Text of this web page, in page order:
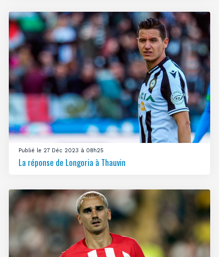
Publié le 27 Déc 2023 à 08h25
La réponse de Longoria à Thauvin